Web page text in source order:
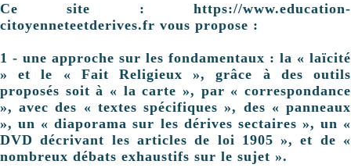
Ce site : https://www.education-
citoyenneteetderives.fr vous propose :
1 - une approche sur les fondamentaux : la « laïcité
» et le « Fait Religieux », grâce à des outils
proposés soit à « la carte », par « correspondance
», avec des « textes spécifiques », des « panneaux
», un « diaporama sur les dérives sectaires », un «
DVD décrivant les articles de loi 1905 », et de «
nombreux débats exhaustifs sur le sujet ».